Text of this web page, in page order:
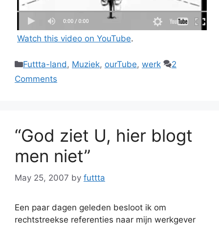
Watch this video on YouTube.
Categories
Futtta-land, Muziek, ourTube, werk
2
Comments
“God ziet U, hier blogt
men niet”
May 25, 2007 by futtta
Een paar dagen geleden besloot ik om
rechtstreekse referenties naar mijn werkgever